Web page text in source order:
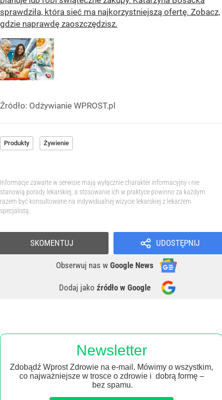
sprawdziła, która sieć ma najkorzystniejszą ofertę. Zobacz,
gdzie naprawdę zaoszczędzisz.
Źródło: Odżywianie WPROST.pl
Produkty Żywienie
Informacje zawarte w serwisie mają wyłącznie charakter informacyjny i nie
stanowią porady lekarskiej, a stosowanie ich w praktyce powinno za każdym
razem być konsultowane na indywidualnej wizycie lekarskiej z lekarzem
specjalistą.
UDOSTĘPNIJ
Obserwuj nas w Google News
Dodaj jako źródło w Google
SKOMENTUJ
Newsletter
Zdobądź Wprost Zdrowie na e-mail. Mówimy o wszystkim,
co najważniejsze w trosce o zdrowie i dobrą formę –
bez spamu.